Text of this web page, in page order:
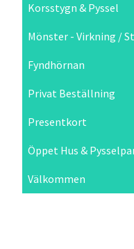
Korsstygn & Pyssel
Mönster - Virkning /
Fyndhörnan
Privat Beställning
Presentkort
Öppet Hus &
Välkommen